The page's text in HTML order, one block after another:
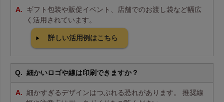
ギフト包装や販促イベント、店舗でのお渡し袋など幅広
く活用されています。
詳しい活用例はこちら
細かいロゴや線は印刷できますか？
細かすぎるデザインはつぶれる恐れがあります。 推奨線